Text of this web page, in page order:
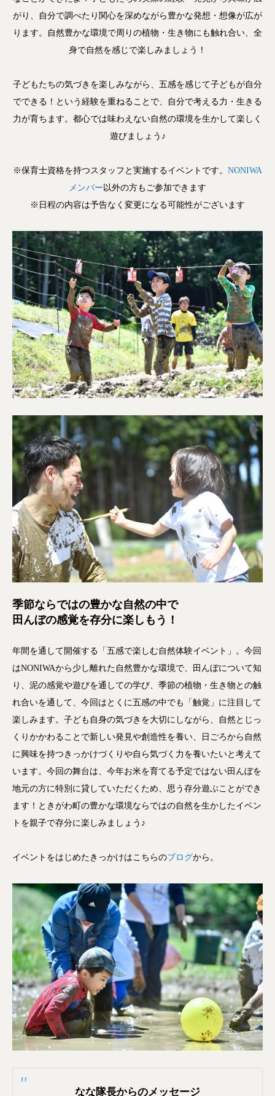
がり、自分で調べたり関心を深めながら豊かな発想・想像が広が
ります。自然豊かな環境で周りの植物・生き物にも触れ合い、全
身で自然を感じで楽しみましょう！
子どもたちの気づきを楽しみながら、五感を感じて子どもが自分
でできる！という経験を重ねることで、自分で考える力・生きる
力が育ちます。都心では味わえない自然の環境を生かして楽しく
遊びましょう♪
※保育士資格を持つスタッフと実施するイベントです。 NONIWA
メンバー 以外の方もご参加できます
※日程の内容は予告なく変更になる可能性がございます
季節ならではの豊かな自然の中で
田んぼの感覚を存分に楽しもう！
年間を通して開催する「五感で楽しむ自然体験イベント」。今回
はNONIWAから少し離れた自然豊かな環境で、田んぼについて知
り、泥の感覚や遊びを通しての学び、季節の植物・生き物との触
れ合いを通して、今回はとくに五感の中でも「触覚」に注目して
楽しみます。子ども自身の気づきを大切にしながら、自然とじっ
くりかかわることで新しい発見や創造性を養い、日ごろから自然
に興味を持つきっかけづくりや自ら気づく力を養いたいと考えて
います。今回の舞台は、今年お米を育てる予定ではない田んぼを
地元の方に特別に貸していただくため、思う存分遊ぶことができ
ます！ときがわ町の豊かな環境ならではの自然を生かしたイベン
トを親子で存分に楽しみましょう♪
イベントをはじめたきっかけはこちらのブログから。
なな隊長からのメッセージ